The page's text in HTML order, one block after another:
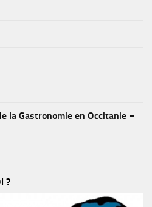
la Gastronomie en Occitanie –
?